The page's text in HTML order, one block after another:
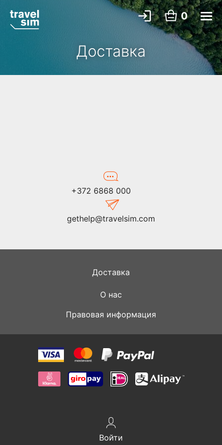
0
Доставка
+372 6868 000
gethelp@travelsim.com
Доставка
О нас
Правовая информация
Войти